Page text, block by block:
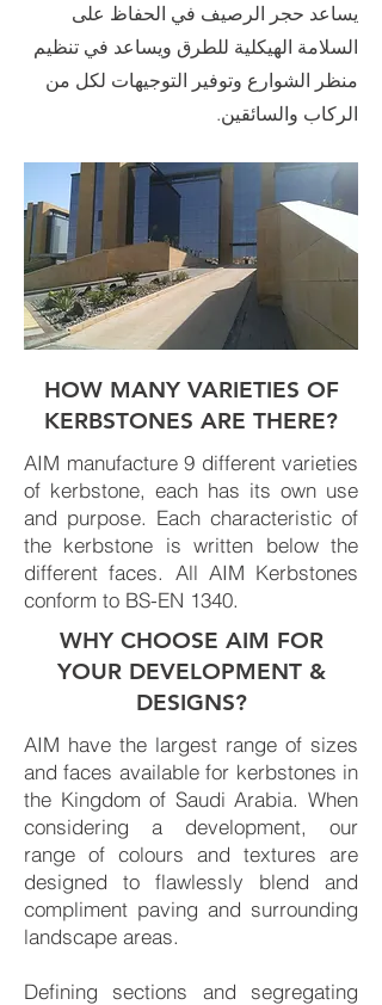
يساعد حجر الرصيف في الحفاظ على
السلامة الهيكلية للطرق ويساعد في تنظيم
منظر الشوارع وتوفير التوجيهات لكل من
الركاب والسائقين.
HOW MANY VARIETIES OF
KERBSTONES ARE THERE?
AIM manufacture 9 different varieties
of kerbstone, each has its own use
and purpose. Each characteristic of
the kerbstone is written below the
different faces. All AIM Kerbstones
conform to BS-EN 1340.
WHY CHOOSE AIM FOR
YOUR DEVELOPMENT &
DESIGNS?
AIM have the largest range of sizes
and faces available for kerbstones in
the Kingdom of Saudi Arabia. When
considering a development, our
range of colours and textures are
designed to flawlessly blend and
compliment paving and surrounding
landscape areas.
Defining sections and segregating